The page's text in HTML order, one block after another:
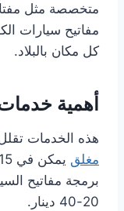
متخصصة مثل
مفاتيح سيارات
كل مكان بالبلاد.
أهمية
هذه الخدمات
مغلق
20-40 دينار.